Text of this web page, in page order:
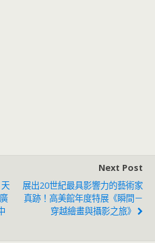
Next Post
展出20世紀最具影響力的藝術家
真跡！高美館年度特展《瞬間－
穿越繪畫與攝影之旅》